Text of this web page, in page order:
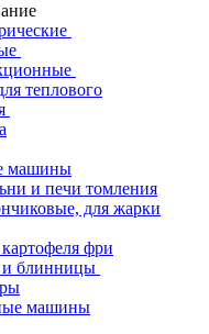
теплового
машины
и печи томления
для жарки
фри
блинницы
машины